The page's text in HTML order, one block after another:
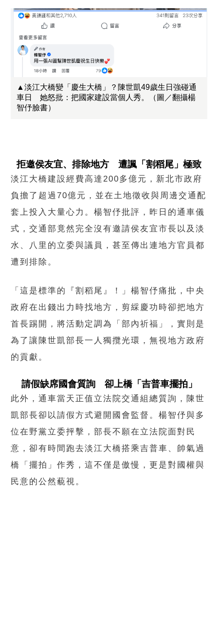
▲淡江大橋變「慶生大橋」？陳世凱49歲生日強碰通
車日 她怒批：把國家建設當個人秀。（圖／翻攝楊
智伃臉書）
拒邀侯友宜、排除地方 遭諷「割稻尾」極致
淡江大橋建設經費高達200多億元，新北市政府
負擔了超過70億元，並在土地徵收與周邊交通配
套上投入大量心力。楊智伃批評，昨日的通車儀
式，交通部竟然完全沒有邀請侯友宜市長以及淡
水、八里的立委與議員，甚至傳出連地方官員都
遭到排除。
「這是標準的『割稻尾』！」楊智伃痛批，中央
政府在出錢出力時找地方，剪綵慶功時卻把地方
首長踢開，將活動定調為「部內祈福」，實則是
為了讓陳世凱部長一人獨攬光環，無視地方政府
的貢獻。
請假缺席國會質詢 卻上橋「吉普車擺拍」
此外，通車當天正值立法院交通組總質詢，陳世
凱部長卻以請假方式避開國會監督。楊智伃與多
位在野黨立委抨擊，部長不願在立法院面對民
意，卻有時間跑去淡江大橋搭乘吉普車、帥氣過
橋「擺拍」作秀，這不僅是傲慢，更是對國權與
民意的公然藐視。